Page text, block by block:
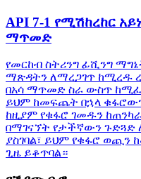
API 7-1 የሚሽከረከር
ማጥመድ
የመርከብ ስትሪንግ ፊሺንግ
ማጽዳትን ለማረጋገጥ ከሚረዱ
በአሳ ማጥመድ ስራ ውስጥ
ይህም ከመፍጨት በኋላ
ከዚያም የቁፋሮ ገመዱን
በማገናኘት የታችኛውን
ያስገባል፣ ይህም የቁፋሮ
ጊዜ ይቆጥባል።